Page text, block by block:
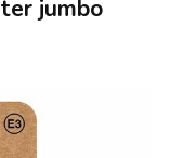
jumbo